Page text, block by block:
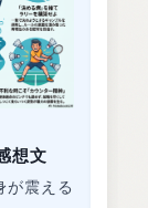
想文
が震える